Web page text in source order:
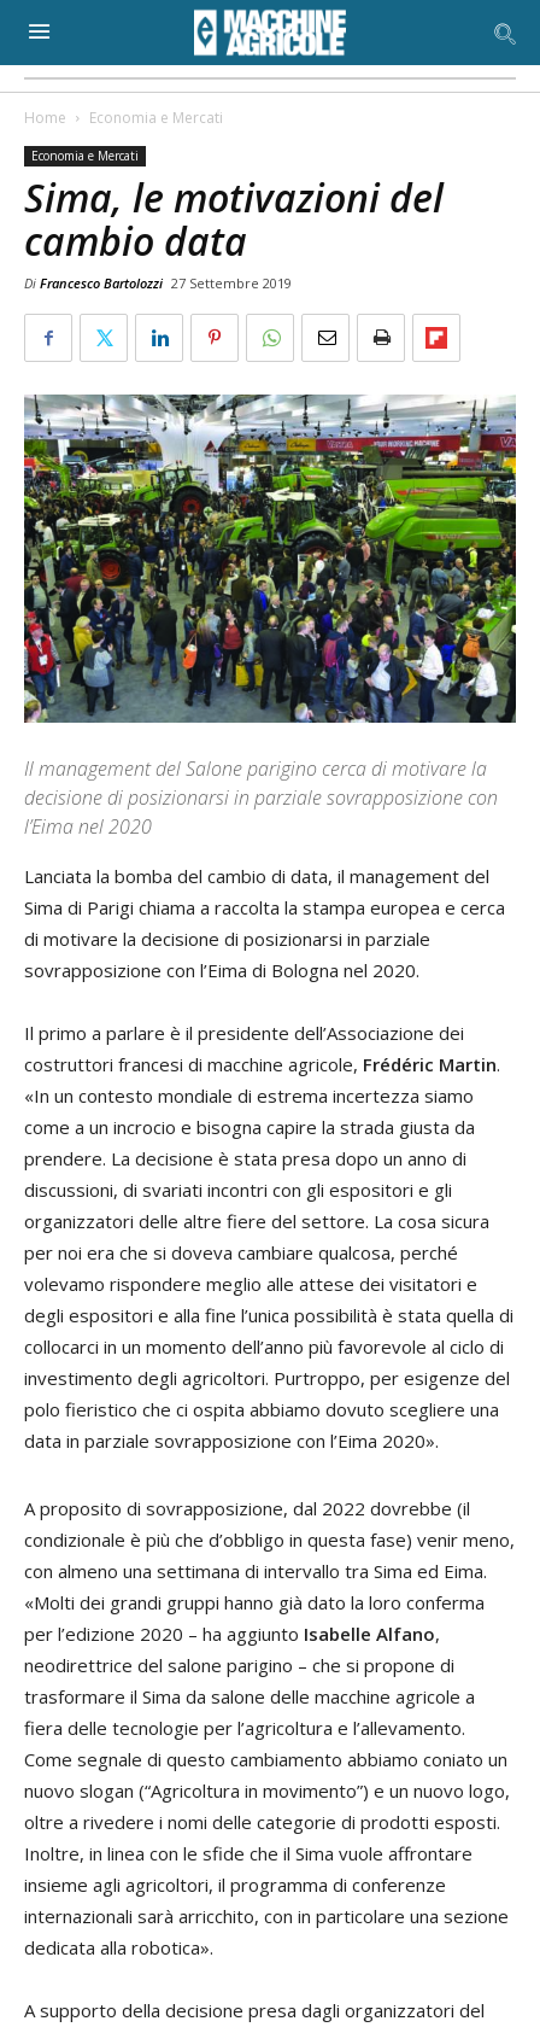
Home Economia e Mercati
Economia e Mercati
Sima, le motivazioni del
cambio data
Di Francesco Bartolozzi 27 Settembre 2019
Il management del Salone parigino cerca di motivare la
decisione di posizionarsi in parziale sovrapposizione con
l’Eima nel 2020
Lanciata la bomba del cambio di data, il management del
Sima di Parigi chiama a raccolta la stampa europea e cerca
di motivare la decisione di posizionarsi in parziale
sovrapposizione con l’Eima di Bologna nel 2020.
Il primo a parlare è il presidente dell’Associazione dei
costruttori francesi di macchine agricole, Frédéric Martin.
«In un contesto mondiale di estrema incertezza siamo
come a un incrocio e bisogna capire la strada giusta da
prendere. La decisione è stata presa dopo un anno di
discussioni, di svariati incontri con gli espositori e gli
organizzatori delle altre fiere del settore. La cosa sicura
per noi era che si doveva cambiare qualcosa, perché
volevamo rispondere meglio alle attese dei visitatori e
degli espositori e alla fine l’unica possibilità è stata quella di
collocarci in un momento dell’anno più favorevole al ciclo di
investimento degli agricoltori. Purtroppo, per esigenze del
polo fieristico che ci ospita abbiamo dovuto scegliere una
data in parziale sovrapposizione con l’Eima 2020».
A proposito di sovrapposizione, dal 2022 dovrebbe (il
condizionale è più che d’obbligo in questa fase) venir meno,
con almeno una settimana di intervallo tra Sima ed Eima.
«Molti dei grandi gruppi hanno già dato la loro conferma
per l’edizione 2020 – ha aggiunto Isabelle Alfano,
neodirettrice del salone parigino – che si propone di
trasformare il Sima da salone delle macchine agricole a
fiera delle tecnologie per l’agricoltura e l’allevamento.
Come segnale di questo cambiamento abbiamo coniato un
nuovo slogan (“Agricoltura in movimento”) e un nuovo logo,
oltre a rivedere i nomi delle categorie di prodotti esposti.
Inoltre, in linea con le sfide che il Sima vuole affrontare
insieme agli agricoltori, il programma di conferenze
internazionali sarà arricchito, con in particolare una sezione
dedicata alla robotica».
A supporto della decisione presa dagli organizzatori del